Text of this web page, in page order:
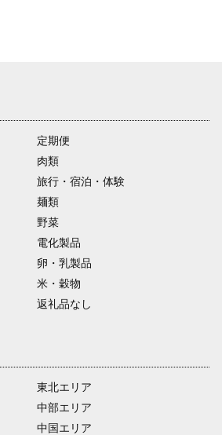
定期便
肉類
旅行・宿泊・体験
麺類
野菜
電化製品
卵・乳製品
米・穀物
返礼品なし
東北エリア
中部エリア
中国エリア